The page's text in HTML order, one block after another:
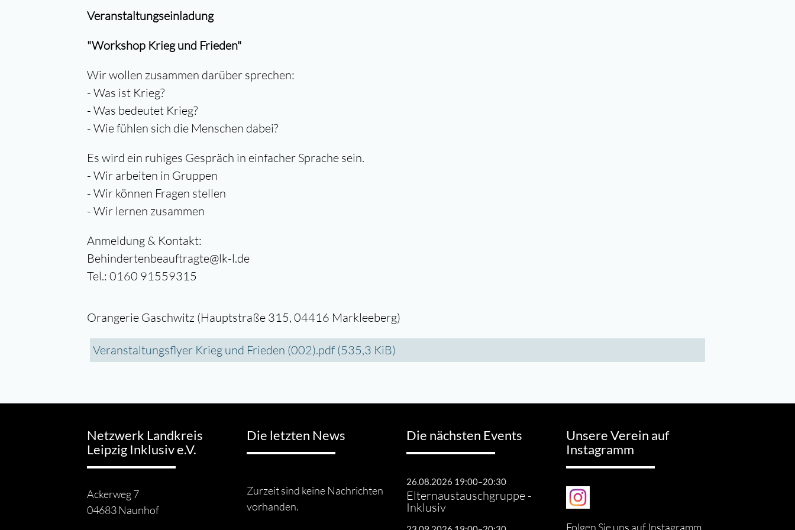
Veranstaltungseinladung
"Workshop Krieg und Frieden"
Wir wollen zusammen darüber sprechen:
- Was ist Krieg?
- Was bedeutet Krieg?
- Wie fühlen sich die Menschen dabei?
Es wird ein ruhiges Gespräch in einfacher Sprache sein.
- Wir arbeiten in Gruppen
- Wir können Fragen stellen
- Wir lernen zusammen
Anmeldung & Kontakt:
Behindertenbeauftragte@lk-l.de
Tel.: 0160 91559315
Orangerie Gaschwitz (Hauptstraße 315, 04416 Markleeberg)
Veranstaltungsflyer Krieg und Frieden (002).pdf(535,3 KiB)
Netzwerk Landkreis
Leipzig Inklusiv e.V.
Ackerweg 7
04683 Naunhof
Die letzten News
Zurzeit sind keine Nachrichten
vorhanden.
Die nächsten Events
26.08.2026 19:00–20:30
Elternaustauschgruppe -
Inklusiv
Unsere Verein auf
Instagramm
Folgen Sie uns auf Instagramm